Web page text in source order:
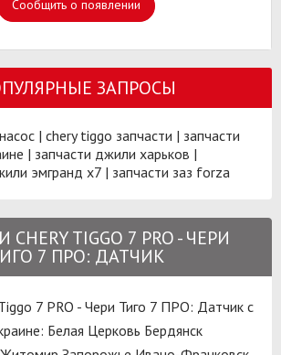
Сообщить о появлении
ЗАПРОСЫ
| chery tiggo запчасти | запчасти
| запчасти джили харьков |
эмгранд х7 | запчасти заз forza
TIGGO 7 PRO - ЧЕРИ
7 ПРО: ДАТЧИК
7 PRO - Чери Тиго 7 ПРО: Датчик с
Белая Церковь Бердянск